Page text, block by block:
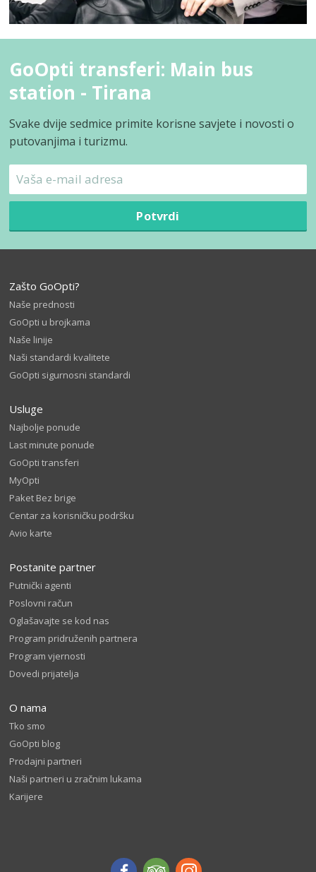
GoOpti transferi: Main bus
station - Tirana
Svake dvije sedmice primite korisne savjete i novosti o
putovanjima i turizmu.
Potvrdi
Zašto GoOpti?
Naše prednosti
GoOpti u brojkama
Naše linije
Naši standardi kvalitete
GoOpti sigurnosni standardi
Usluge
Najbolje ponude
Last minute ponude
GoOpti transferi
MyOpti
Paket Bez brige
Centar za korisničku podršku
Avio karte
Postanite partner
Putnički agenti
Poslovni račun
Oglašavajte se kod nas
Program pridruženih partnera
Program vjernosti
Dovedi prijatelja
O nama
Tko smo
GoOpti blog
Prodajni partneri
Naši partneri u zračnim lukama
Karijere